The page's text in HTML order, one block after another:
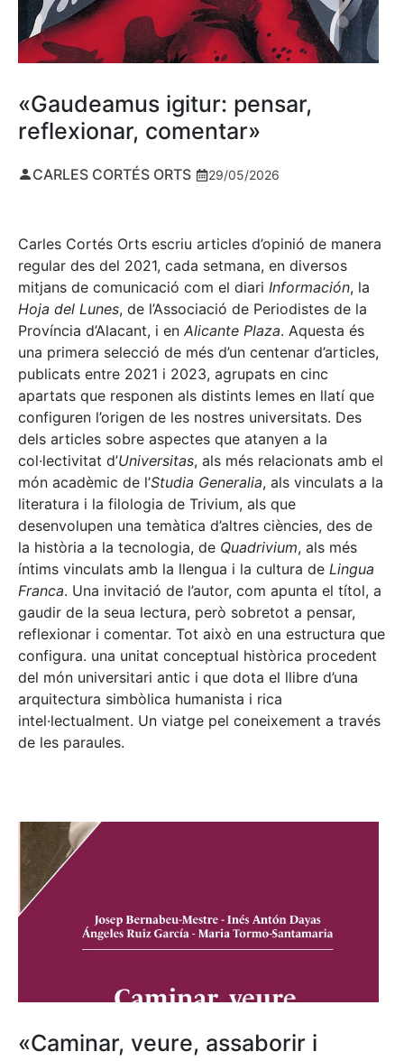
«Gaudeamus igitur: pensar,
reflexionar, comentar»
CARLES CORTÉS ORTS 29/05/2026
Carles Cortés Orts escriu articles d’opinió de manera
regular des del 2021, cada setmana, en diversos
mitjans de comunicació com el diari Información, la
Hoja del Lunes, de l’Associació de Periodistes de la
Província d’Alacant, i en Alicante Plaza. Aquesta és
una primera selecció de més d’un centenar d’articles,
publicats entre 2021 i 2023, agrupats en cinc
apartats que responen als distints lemes en llatí que
configuren l’origen de les nostres universitats. Des
dels articles sobre aspectes que atanyen a la
col·lectivitat d’Universitas, als més relacionats amb el
món acadèmic de l’Studia Generalia, als vinculats a la
literatura i la filologia de Trivium, als que
desenvolupen una temàtica d’altres ciències, des de
la història a la tecnologia, de Quadrivium, als més
íntims vinculats amb la llengua i la cultura de Lingua
Franca. Una invitació de l’autor, com apunta el títol, a
gaudir de la seua lectura, però sobretot a pensar,
reflexionar i comentar. Tot això en una estructura que
configura. una unitat conceptual històrica procedent
del món universitari antic i que dota el llibre d’una
arquitectura simbòlica humanista i rica
intel·lectualment. Un viatge pel coneixement a través
de les paraules.
«Caminar, veure, assaborir i